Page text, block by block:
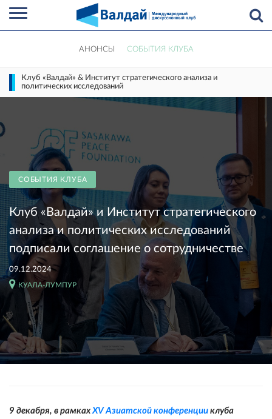
АНОНСЫ СОБЫТИЯ КЛУБА
Клуб «Валдай» & Институт стратегического анализа и
политических исследований
СОБЫТИЯ КЛУБА
Клуб «Валдай» и Институт стратегического
анализа и политических исследований
подписали соглашение о сотрудничестве
09.12.2024
КУАЛА-ЛУМПУР
9 декабря, в рамкахXV Азиатской конференции клуба